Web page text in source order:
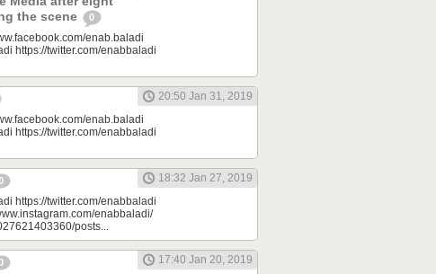
the scene
0
enab.baladi
https://twitter.com/enabbaladi
20:50 Jan 31, 2019
enab.baladi
https://twitter.com/enabbaladi
18:32 Jan 27, 2019
https://twitter.com/enabbaladi
enabbaladi/
posts...
17:40 Jan 20, 2019